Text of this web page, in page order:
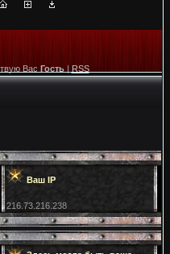
Вас Гость| RSS
Ваш IP
216.73.216.238